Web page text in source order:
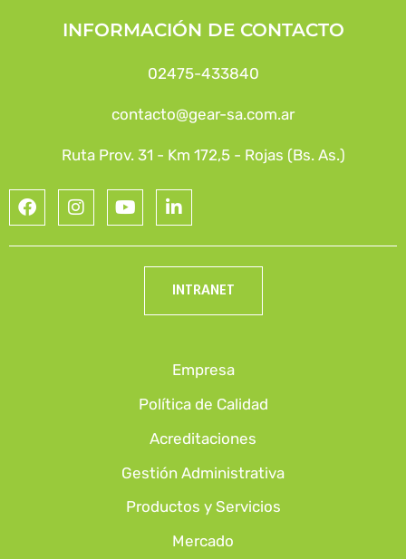
INFORMACIÓN DE CONTACTO
02475-433840
contacto@gear-sa.com.ar
Ruta Prov. 31 - Km 172,5 - Rojas (Bs. As.)
INTRANET
Empresa
Política de Calidad
Acreditaciones
Gestión Administrativa
Productos y Servicios
Mercado